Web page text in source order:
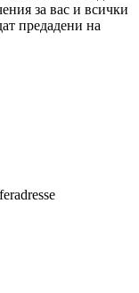
за вас и всички
предадени на